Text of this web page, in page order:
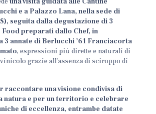
e a Palazzo Lana, nella sede di
seguita dalla degustazione di 3
Food preparati dallo Chef, in
3 annate di Berlucchi ’61 Franciacorta
, espressioni più dirette e naturali di
grazie all’assenza di sciroppo di
raccontare una visione condivisa di
natura e per un territorio e celebrare
di eccellenza, entrambe datate